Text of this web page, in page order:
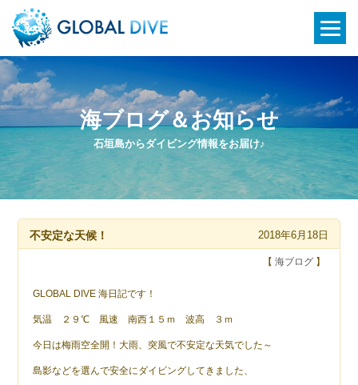
石垣島からダイビング情報をお届け♪
海ブログ＆お知らせ
不安定な天候！ 2018年6月18日
【 海ブログ】
GLOBAL DIVE 海日記です！
気温 ２９℃ 風速 南西１５ｍ 波高 ３ｍ
今日は梅雨空全開！大雨、突風で不安定な天気でした～
島影などを選んで安全にダイビングしてきました、